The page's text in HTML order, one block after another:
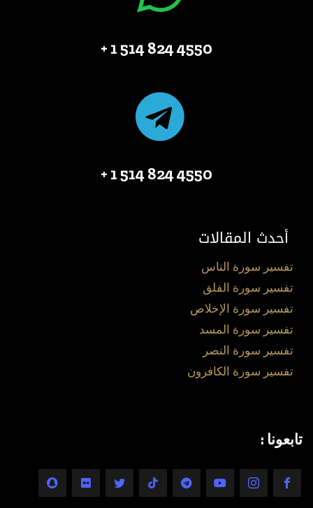
4550 824 514 1 +
4550 824 514 1 +
أحدث المقالات
تفسير سورة الناس
تفسير سورة الفلق
تفسير سورة الإخلاص
تفسير سورة المسد
تفسير سورة النصر
تفسير سورة الكافرون
تابعونا :